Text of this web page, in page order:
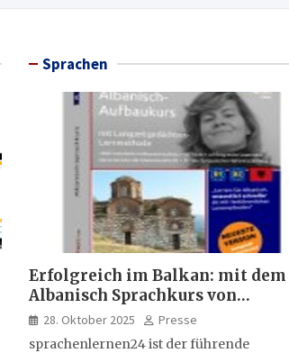
Sprachen
Erfolgreich im Balkan: mit dem
Albanisch Sprachkurs von
sprachenlernen24
28. Oktober 2025
Presse
sprachenlernen24 ist der führende